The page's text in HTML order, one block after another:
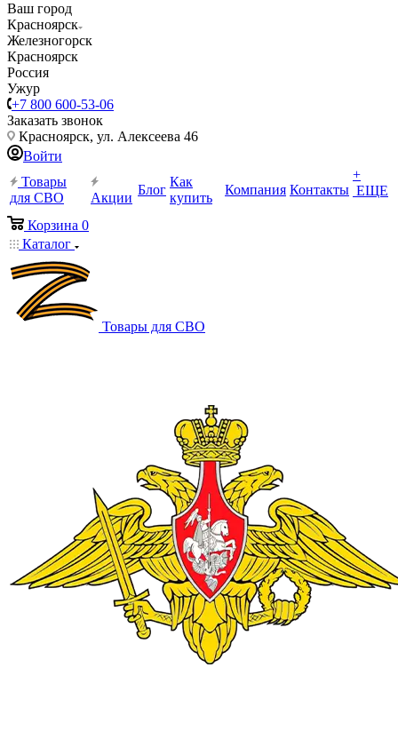
Ваш город
Красноярск
Железногорск
Красноярск
Россия
Ужур
+7 800 600-53-06
Заказать звонок
Красноярск, ул. Алексеева 46
Войти
Товары
для СВО
Акции
Блог
Как
купить
Компания Контакты
+
ЕЩЕ
Корзина 0
Каталог
Товары для СВО